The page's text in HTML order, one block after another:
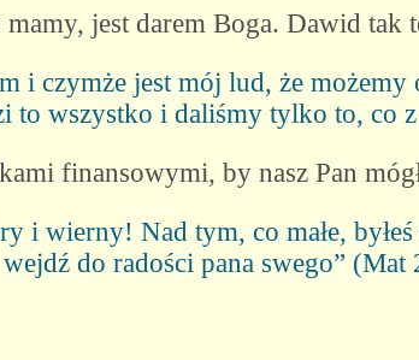
jest darem Boga. Dawid tak
i czymże jest mój lud, że możemy
to wszystko i daliśmy tylko to, co
finansowymi, by nasz Pan
i wierny! Nad tym, co małe,
wejdź do radości pana swego” (Mat